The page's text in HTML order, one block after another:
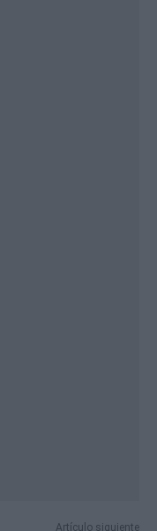
Artículo siguiente